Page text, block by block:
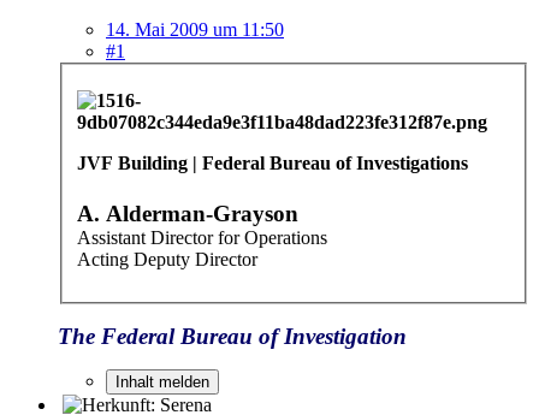
14. Mai 2009 um 11:50
#1
JVF Building | Federal Bureau of Investigations
A. Alderman-Grayson
Assistant Director for Operations
Acting Deputy Director
The Federal Bureau of Investigation
Inhalt melden